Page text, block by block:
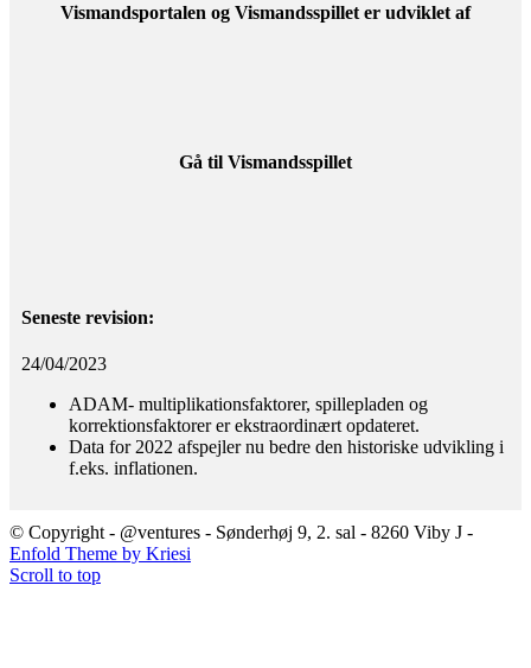
Vismandsportalen og Vismandsspillet er udviklet af
Gå til Vismandsspillet
Seneste revision:
24/04/2023
ADAM- multiplikationsfaktorer, spillepladen og
korrektionsfaktorer er ekstraordinært opdateret.
Data for 2022 afspejler nu bedre den historiske udvikling i
f.eks. inflationen.
© Copyright - @ventures - Sønderhøj 9, 2. sal - 8260 Viby J -
Enfold Theme by Kriesi
Scroll to top